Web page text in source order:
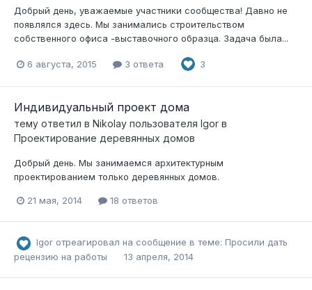
Добрый день, уважаемые участники сообщества! Давно не
появлялся здесь. Мы занимались строительством
собственного офиса -выставочного образца. Задача была...
6 августа, 2015 3 ответа 3
Индивидуальный проект дома
тему ответил в Nikolay пользователя Igor в
Проектирование деревянных домов
Добрый день. Мы занимаемся архитектурным
проектированием только деревянных домов.
21 мая, 2014 18 ответов
Igor отреагировал на сообщение в теме: Просили дать
рецензию на работы
13 апреля, 2014